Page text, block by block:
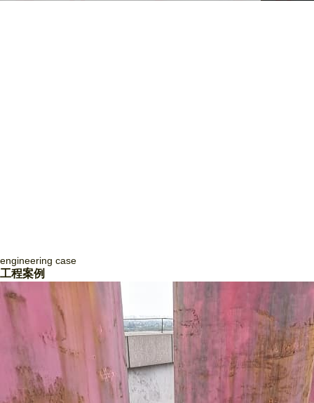
四川致盛消防工程有限公司
四川致盛消防工程有限公司，成立于2017年3月，2018年1月經四川省住
房和城鄉建設廳批準，獲得消防設施工程專業承包貳級資質和防水防腐保
溫工程專業承包貳級資質，并于2018年3月取得《 生產許可證》，隨后
取得了質量管理體系證書ISO9001和信用等級3A證書。四川致盛消防工
程有限公司是一家專業從事消防系統工程施工、消防系統運行咨詢和管
理、消防系統運行狀態監測、消防系統故障維修和整改、消防系統設備維
護保養為一體的專業施工企… ...
Read More
engineering case
工程案例